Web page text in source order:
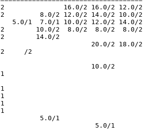
16.0/2 16.0/2 12.0/2
8.0/2 12.0/2 14.0/2 10.0/2
5.0/1  7.0/1 10.0/2 12.0/2 14.0/2
10.0/2  8.0/2  8.0/2  8.0/2
5.0/1 12.0/2        14.0/2
20.0/2 18.0/2
18.0/2     /2
14.0/2
10.0/2
4.0/1
8.0/2
8.0/1
6.0/1            /1
6.0/1
5.0/1
5.0/1
5.0/1
4.0/1